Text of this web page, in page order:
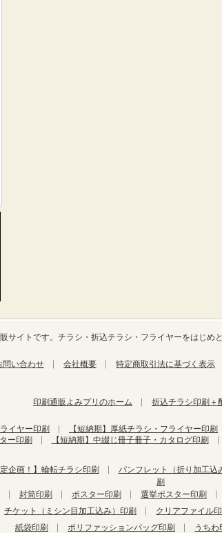
サイトです。チラシ・折込チラシ・フライヤーをはじめ
問い合わせ 会社概要 特定商取引法に基づく表示
印刷通販よみプリのホーム 折込チラシ印刷＋
イヤー印刷 【短納期】厚紙チラシ・フライヤー印刷
ー印刷
【短納期】中綴じ冊子冊子・カタログ印刷
定企画！】輪転チラシ印刷 パンフレット（折り加工込
刷
封筒印刷 ポスター印刷 選挙ポスター印刷
チケット（ミシン目加工込み）印刷 クリアファイル
紙袋印刷
ポリファッションバッグ印刷 うちわ